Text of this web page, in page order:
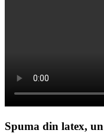
Spuma din latex,